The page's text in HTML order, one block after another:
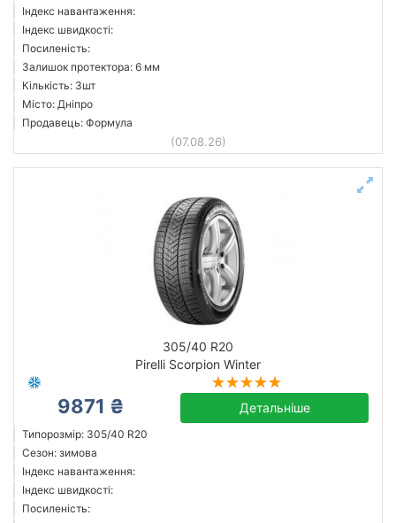
Індекс навантаження:
Індекс швидкості:
Посиленість:
Залишок протектора: 6 мм
Кількість: 3шт
Місто: Дніпро
Продавець: Формула
(07.08.26)
305/40 R20
Pirelli Scorpion Winter
9871 ₴ Детальніше
Типорозмір: 305/40 R20
Сезон: зимова
Індекс навантаження:
Індекс швидкості:
Посиленість: